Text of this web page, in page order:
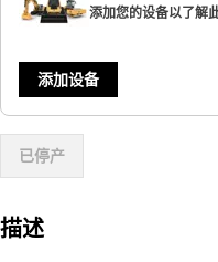
添加您的设备以了解
添加设备
已停产
描述